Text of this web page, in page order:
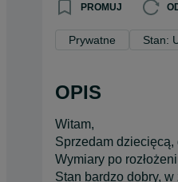
PROMUJ
Prywatne Stan:
OPIS
Witam,
Sprzedam
Wymiary po
Stan bardzo dobry,